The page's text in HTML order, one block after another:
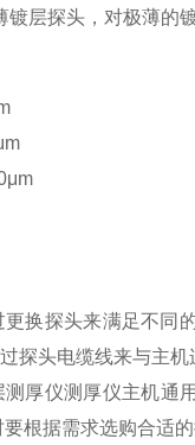
层探头，对极薄的
更换探头来满足不同
探头电缆线来与主
厚仪测厚仪主机
根据需求选购合适